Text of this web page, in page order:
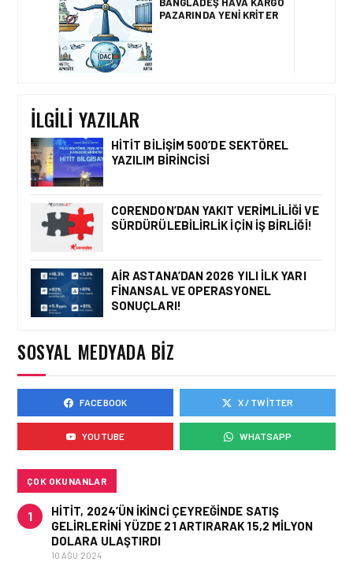
KARGODA SERT DÜŞÜŞ
KARGO • 08 TEM 2026
TURHAN ÖZEN SAUDI
OLDU
KARGO • 06 TEM 2026
FLYDUBAI’DEN SABIHA
GÖKÇEN’E GÜNLÜK
UÇUŞLAR VE KARGO
İLGILI YAZILAR
HITIT BILIŞIM 500’DE SEKTÖREL
YAZILIM BIRINCISI
CORENDON’DAN YAKIT VERIMLILIĞI VE
SÜRDÜRÜLEBILIRLIK IÇIN İŞ BIRLIĞI!
AIR ASTANA’DAN 2026 YILI İLK YARI
FINANSAL VE OPERASYONEL
SONUÇLARI!
SOSYAL MEDYADA BIZ
FACEBOOK X / TWITTER
YOUTUBE WHATSAPP
ÇOK OKUNANLAR
1
HITIT, 2024’ÜN IKINCI ÇEYREĞINDE SATIŞ
GELIRLERINI YÜZDE 21 ARTIRARAK 15,2 MILYON
DOLARA ULAŞTIRDI
10 AĞU 2024